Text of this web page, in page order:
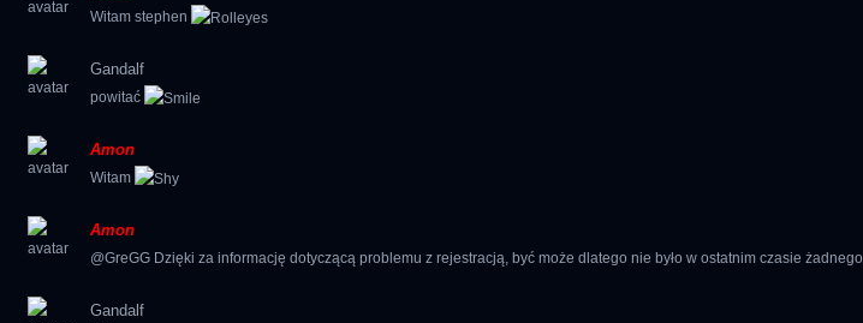
Witam stephen
Gandalf
powitać
Amon
Witam
Amon
@GreGG Dzięki za informację dotyczącą problemu z rejestracją, być może dlatego nie było w ostatnim czasie
Gandalf